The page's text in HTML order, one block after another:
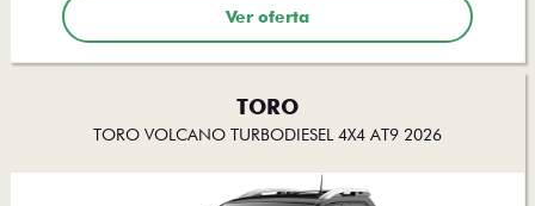
Ver oferta
TORO
TORO VOLCANO TURBODIESEL 4X4 AT9 2026